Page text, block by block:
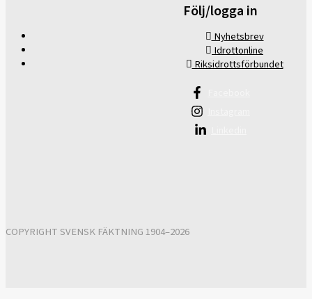
Följ/logga in
Nyhetsbrev
Idrottonline
Riksidrottsförbundet
COPYRIGHT SVENSK FÄKTNING 1904–2026